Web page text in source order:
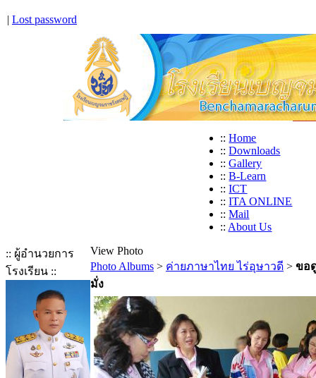
| Lost password
:: Home
:: Downloads
:: Gallery
:: B-Learn
:: ICT
:: ITA ONLINE
:: Mail
:: About Us
:: ผู้อำนวยการ
โรงเรียน ::
View Photo
Photo Albums > ค่ายภาษาไทย ไร่อุษาวดี > ขอ
มั่ง